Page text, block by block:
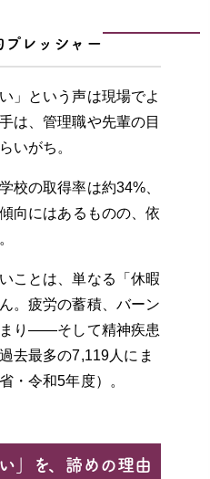
レッシャー
」という声は現場でよ
は、管理職や先輩の目
いがち。
校の取得率は約34%、
向にはあるものの、依
ことは、単なる「休暇
。疲労の蓄積、バーン
り——そして精神疾患
去最多の7,119人にま
・令和5年度）。
」を、諦めの理由